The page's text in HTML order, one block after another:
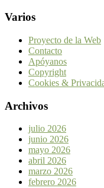
Varios
Proyecto de la Web
Contacto
Apóyanos
Copyright
Cookies &
Archivos
julio 2026
junio 2026
mayo 2026
abril 2026
marzo 2026
febrero 2026